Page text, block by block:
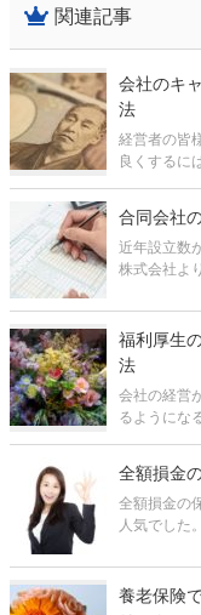
関連記事
会社のキ
法
経営者の皆
良くするに
としている
なので、ど
合同会社
近年設立数
株式会社よ
かし、いざ
か、把握し
福利厚生
法
会社の経営
るようにな
は、従業員
心配をする
全額損金
全額損金の
人気でした
るというも
変更され
養老保険